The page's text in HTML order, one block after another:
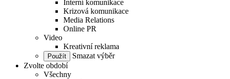
Interní komunikace
Krizová komunikace
Media Relations
Online PR
Video
Kreativní reklama
Smazat výběr
Zvolte období
Všechny